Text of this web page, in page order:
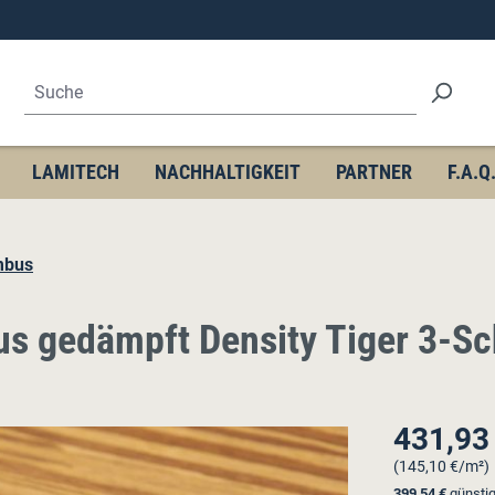
LAMITECH NACHHALTIGKEIT PARTNER F.A.Q.
gedämpft Density Tiger 3-
Regulärer
431,93
(145,10 €/m²)